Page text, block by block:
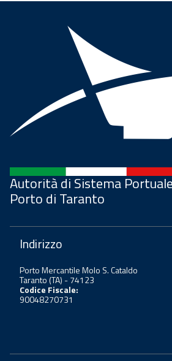
Autorità di Sistema
Porto di Taranto
Indirizzo
Porto Mercantile Molo S. Cataldo
Taranto (TA) - 74123
Codice Fiscale:
90048270731